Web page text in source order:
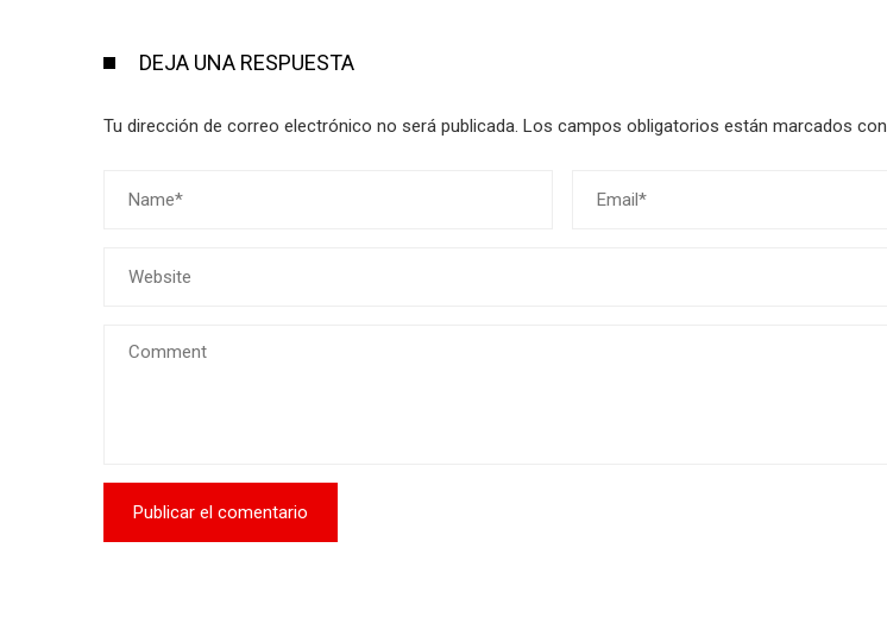
DEJA UNA RESPUESTA
Tu dirección de correo electrónico no será publicada. Los campos obligatorios están marcados con